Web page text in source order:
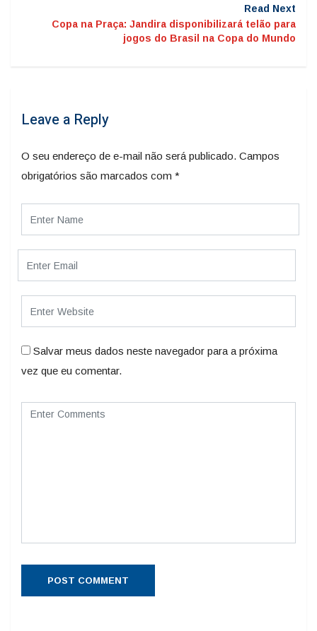
Read Next
Copa na Praça: Jandira disponibilizará telão para
jogos do Brasil na Copa do Mundo
Leave a Reply
O seu endereço de e-mail não será publicado. Campos
obrigatórios são marcados com *
Salvar meus dados neste navegador para a próxima
vez que eu comentar.